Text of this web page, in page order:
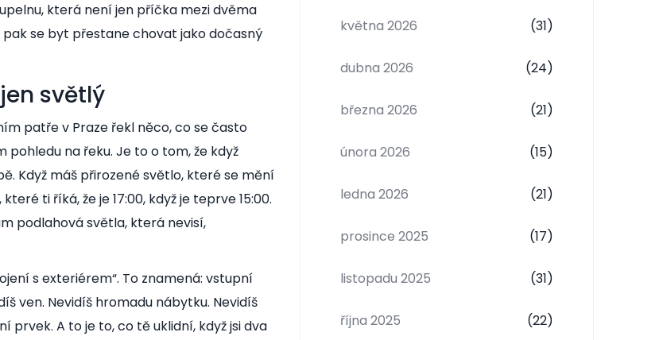
která není jen příčka mezi dvěma
se byt přestane chovat jako dočasný
světlý
patře v Praze řekl něco, co se často
pohledu na řeku. Je to o tom, že když
Když máš přirozené světlo, které se mění
ti říká, že je 17:00, když je teprve 15:00.
podlahová světla, která nevisí,
s exteriérem“. To znamená: vstupní
ven. Nevidíš hromadu nábytku. Nevidíš
prvek. A to je to, co tě uklidní, když jsi dva
května 2026 (31)
dubna 2026 (24)
března 2026 (21)
února 2026 (15)
ledna 2026 (21)
prosince 2025 (17)
listopadu 2025 (31)
října 2025 (22)